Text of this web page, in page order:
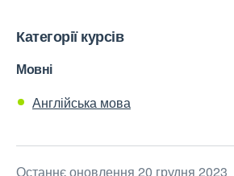
Категорії курсів
Мовні
Англійська мова
Останнє оновлення 20 грудня 2023